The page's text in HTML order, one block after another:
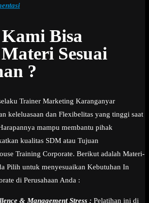
Bisa
Sesuai
?
Trainer Marketing Karanganyar
keleluasaan dan Flexibelitas yang tinggi saat
mampu membantu pihak
kualitas SDM atau Tujuan
Training Corporate. Berikut adalah Materi-
Pilih untuk menyesuaikan Kebutuhan In
di Perusahaan Anda :
& Management Stress : Pelatihan ini di